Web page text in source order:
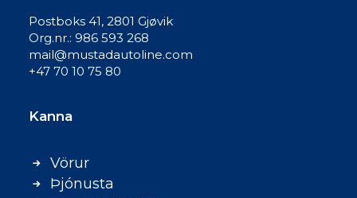
Postboks 41, 2801 Gjøvik
Org.nr.: 986 593 268
mail@mustadautoline.com
+47 70 10 75 80
Kanna
Vörur
Þjónusta